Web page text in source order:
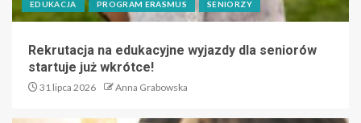
EDUKACJA PROGRAM ERASMUS SENIORZY
Rekrutacja na edukacyjne wyjazdy dla seniorów
startuje już wkrótce!
31 lipca 2026 Anna Grabowska